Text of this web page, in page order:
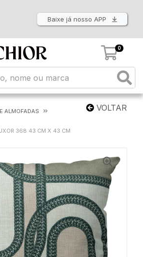
Baixe já nosso APP
0
VOLTAR
ALMOFADAS
368 43 CM X 43 CM